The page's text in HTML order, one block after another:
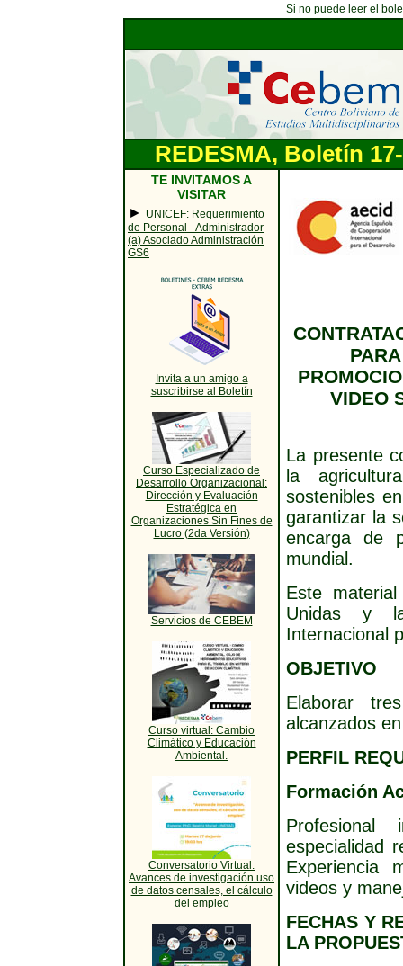
Si no puede leer el
REDESMA, Boletín
TE INVITAMOS A
VISITAR
► UNICEF: Requerimiento
de Personal - Administrador
(a) Asociado Administración
GS6
Invita a un amigo a
suscribirse al Boletín
Curso Especializado de
Desarrollo Organizacional:
Dirección y Evaluación
Estratégica en
Organizaciones Sin Fines de
Lucro (2da Versión)
Servicios de CEBEM
Curso virtual: Cambio
Climático y Educación
Ambiental.
Conversatorio Virtual:
Avances de investigación uso
de datos censales, el cálculo
del empleo
VIDEO
La presente
la
sostenibles
garantizar la
encarga de
mundial.
Este
Unidas y
Internacional
OBJETIVO
Elaborar
alcanzados
PERFIL
Formación
Profesional
especialidad
Experiencia
videos y
FECHAS Y
LA